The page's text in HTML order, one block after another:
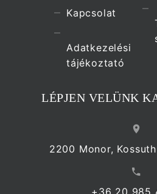
Kapcsolat
Adatkezelési
tájékoztató
LÉPJEN VELÜNK
2200 Monor,
+36 20 985